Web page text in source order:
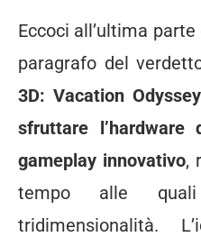
Eccoci all’ultima
paragrafo del
3D: Vacation
sfruttare
gameplay innovativo,
tempo alle
tridimensionalità.